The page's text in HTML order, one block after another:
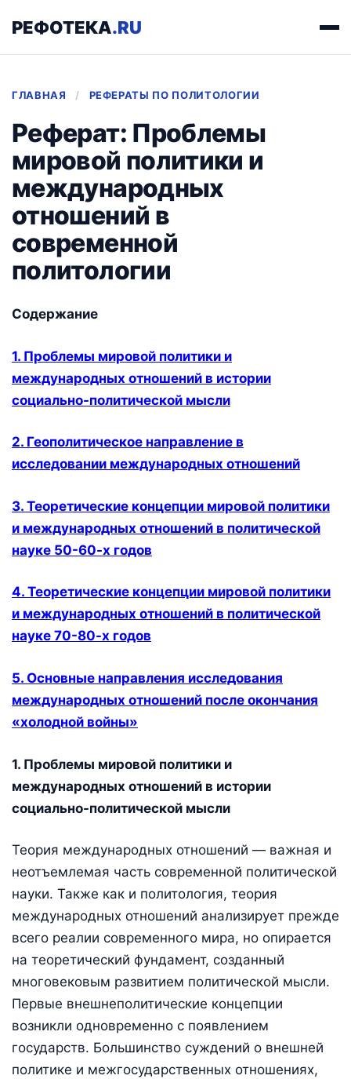
РЕФОТЕКА.RU
ГЛАВНАЯ / РЕФЕРАТЫ ПО ПОЛИТОЛОГИИ
Реферат: Проблемы
мировой политики и
международных
отношений в
современной
политологии
Содержание
1. Проблемы мировой политики и
международных отношений в истории
социально-политической мысли
2. Геополитическое направление в
исследовании международных отношений
3. Теоретические концепции мировой политики
и международных отношений в политической
науке 50-60-х годов
4. Теоретические концепции мировой политики
и международных отношений в политической
науке 70-80-х годов
5. Основные направления исследования
международных отношений после окончания
«холодной войны»
1. Проблемы мировой политики и
международных отношений в истории
социально-политической мысли
Теория международных отношений — важная и
неотъемлемая часть современной политической
науки. Также как и политология, теория
международных отношений анализирует прежде
всего реалии современного мира, но опирается
на теоретический фундамент, созданный
многовековым развитием политической мысли.
Первые внешнеполитические концепции
возникли одновременно с появлением
государств. Большинство суждений о внешней
политике и межгосударственных отношениях,